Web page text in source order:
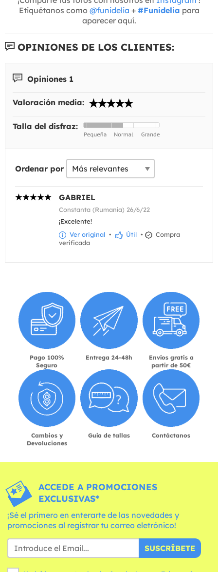
Etiquétanos como @funidelia + #Funidelia para
aparecer aquí.
OPINIONES DE LOS CLIENTES:
Opiniones 1
Valoración media:
Talla del disfraz:
Ordenar por
GABRIEL
Constanta (Rumanía) 26/6/22
¡Excelente!
Ver original • Útil •
Compra
verificada
Pago 100%
Seguro
Entrega 24-48h
Envíos gratis a
partir de 50€
Cambios y
Devoluciones
Guía de tallas Contáctanos
ACCEDE A PROMOCIONES
EXCLUSIVAS*
¡Sé el primero en enterarte de las novedades y
promociones al registrar tu correo eletrónico!
SUSCRÍBETE